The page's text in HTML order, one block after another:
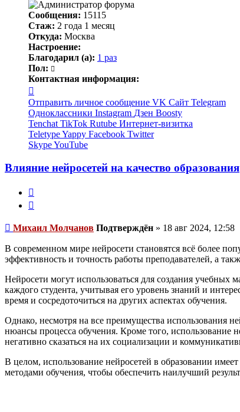
Сообщения: 15115
Стаж: 2 года 1 месяц
Откуда: Москва
Настроение:
Благодарил (а): 1 раз
Пол:
Контактная информация:
информация
пользователя
Михаил
Молчанов
Отправить личное сообщение VK Сайт Telegram
Одноклассники Instagram Дзен Boosty
Tenchat TikTok Rutube Интернет-визитка
TeletypeYappy Facebook Twitter
SkypeYouTube
Влияние нейросетей на качество образования
Непрочитанное
Михаил Молчанов Подтверждён » 18 авг 2024, 12:58
В современном мире нейросети становятся всё более
эффективность и точность работы преподавателей, а
Нейросети могут использоваться для создания учебных
каждого студента, учитывая его уровень знаний и
время и сосредоточиться на других аспектах обучения.
Однако, несмотря на все преимущества использования
нюансы процесса обучения. Кроме того, использование
негативно сказаться на их социализации и
В целом, использование нейросетей в образовании
методами обучения, чтобы обеспечить наилучший